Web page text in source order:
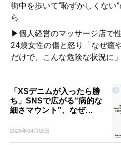
街中を歩いて“恥ずかしくない
ら...
▶個人経営のマッサージ店で
24歳女性の傷と怒り「なぜ癒
だけで、こんな危険な状況に」
「XSデニムが入ったら勝
ち」SNSで広がる“病的な
細さマウント”、なぜ…
2026年04月02日